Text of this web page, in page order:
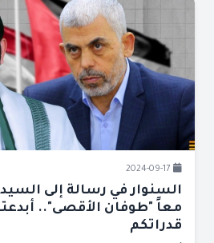
2024-09-17
السنوار في رسالة إلى
معاً "طوفان الأقصى"..
قدراتكم